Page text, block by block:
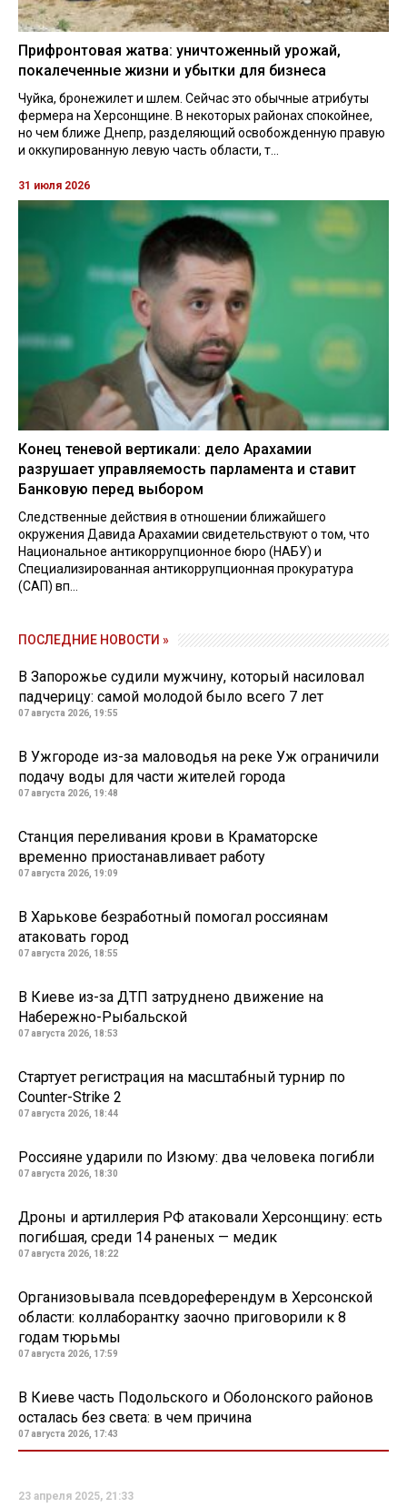
Прифронтовая жатва: уничтоженный урожай,
покалеченные жизни и убытки для бизнеса
Чуйка, бронежилет и шлем. Сейчас это обычные атрибуты
фермера на Херсонщине. В некоторых районах спокойнее,
но чем ближе Днепр, разделяющий освобожденную правую
и оккупированную левую часть области, т...
31 июля 2026
Конец теневой вертикали: дело Арахамии
разрушает управляемость парламента и ставит
Банковую перед выбором
Следственные действия в отношении ближайшего
окружения Давида Арахамии свидетельствуют о том, что
Национальное антикоррупционное бюро (НАБУ) и
Специализированная антикоррупционная прокуратура
(САП) вп...
ПОСЛЕДНИЕ НОВОСТИ »
В Запорожье судили мужчину, который насиловал
падчерицу: самой молодой было всего 7 лет
07 августа 2026, 19:55
В Ужгороде из-за маловодья на реке Уж ограничили
подачу воды для части жителей города
07 августа 2026, 19:48
Станция переливания крови в Краматорске
временно приостанавливает работу
07 августа 2026, 19:09
В Харькове безработный помогал россиянам
атаковать город
07 августа 2026, 18:55
В Киеве из-за ДТП затруднено движение на
Набережно-Рыбальской
07 августа 2026, 18:53
Стартует регистрация на масштабный турнир по
Counter-Strike 2
07 августа 2026, 18:44
Россияне ударили по Изюму: два человека погибли
07 августа 2026, 18:30
Дроны и артиллерия РФ атаковали Херсонщину: есть
погибшая, среди 14 раненых — медик
07 августа 2026, 18:22
Организовывала псевдореферендум в Херсонской
области: коллаборантку заочно приговорили к 8
годам тюрьмы
07 августа 2026, 17:59
В Киеве часть Подольского и Оболонского районов
осталась без света: в чем причина
07 августа 2026, 17:43
23 апреля 2025, 21:33